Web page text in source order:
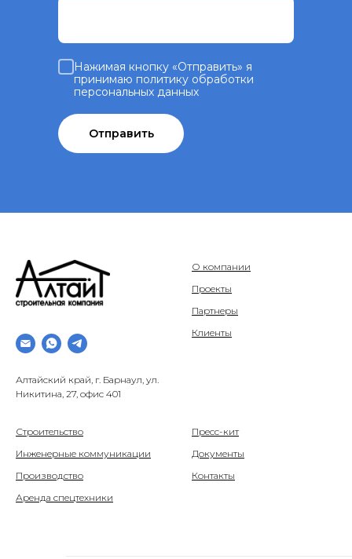
Нажимая кнопку «Отправить» я
принимаю политику обработки
персональных данных
Отправить
Алтайский край, г. Барнаул, ул.
Никитина, 27, офис 401
О компании
Проекты
Партнеры
Клиенты
Строительство
Инженерные коммуникации
Производство
Аренда спецтехники
Пресс-кит
Документы
Контакты